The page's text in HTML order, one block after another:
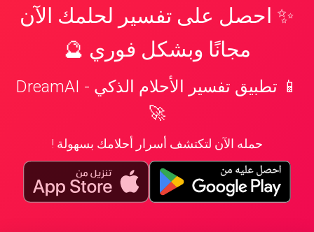
✨ احصل على تفسير لحلمك الآن
مجانًا وبشكل فوري 🔮
📱 تطبيق تفسير الأحلام الذكي - DreamAI
🚀
حمله الآن لتكتشف أسرار أحلامك بسهولة !